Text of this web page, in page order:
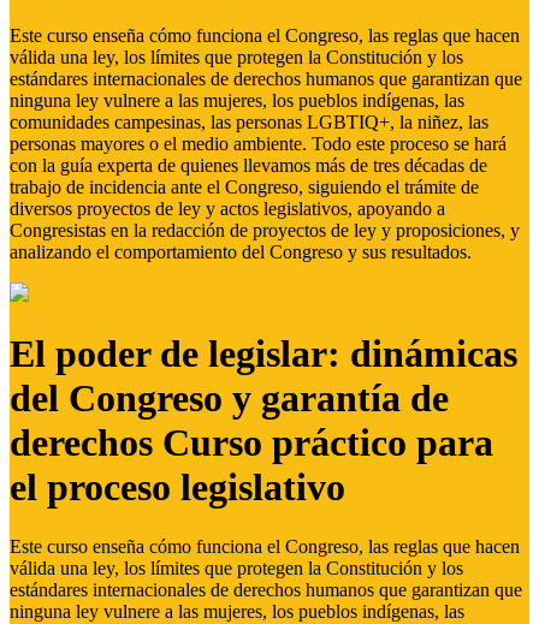
Este curso enseña cómo funciona el Congreso, las reglas que hacen
válida una ley, los límites que protegen la Constitución y los
estándares internacionales de derechos humanos que garantizan que
ninguna ley vulnere a las mujeres, los pueblos indígenas, las
comunidades campesinas, las personas LGBTIQ+, la niñez, las
personas mayores o el medio ambiente. Todo este proceso se hará
con la guía experta de quienes llevamos más de tres décadas de
trabajo de incidencia ante el Congreso, siguiendo el trámite de
diversos proyectos de ley y actos legislativos, apoyando a
Congresistas en la redacción de proyectos de ley y proposiciones, y
analizando el comportamiento del Congreso y sus resultados.
El poder de legislar: dinámicas
del Congreso y garantía de
derechos Curso práctico para
el proceso legislativo
Este curso enseña cómo funciona el Congreso, las reglas que hacen
válida una ley, los límites que protegen la Constitución y los
estándares internacionales de derechos humanos que garantizan que
ninguna ley vulnere a las mujeres, los pueblos indígenas, las